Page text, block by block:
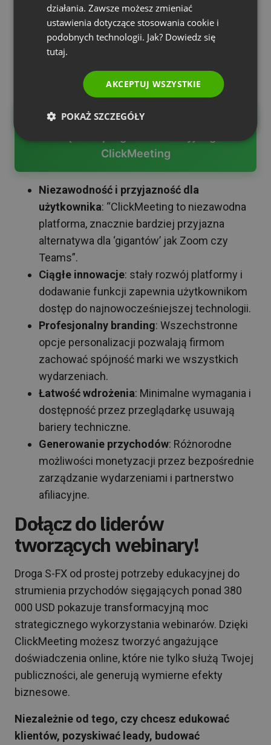
niezawodna platforma i znacznie bardziej
przyjazna alternatywa dla ‘gigantów’ jak Zoom czy
Teams. Gdy klienci wypróbują platformę, będą
biznesową dla Twojej organizacji”.
ClickMeeting
Niezawodność i przyjazność dla
użytkownika: “ClickMeeting to niezawodna
platforma, znacznie bardziej przyjazna
alternatywa dla ‘gigantów’ jak Zoom czy
Teams”.
Ciągłe innowacje: stały rozwój platformy i
dodawanie funkcji zapewnia użytkownikom
dostęp do najnowocześniejszej technologii.
Profesjonalny branding: Wszechstronne
opcje personalizacji pozwalają firmom
zachować spójność marki we wszystkich
wydarzeniach.
Łatwość wdrożenia: Minimalne wymagania i
dostępność przez przeglądarkę usuwają
bariery techniczne.
Generowanie przychodów: Różnorodne
możliwości monetyzacji przez bezpośrednie
zarządzanie wydarzeniami i partnerstwo
afiliacyjne.
Dołącz do liderów
tworzących webinary!
Droga S-FX od prostej potrzeby edukacyjnej do
strumienia przychodów sięgających ponad 380
000 USD pokazuje transformacyjną moc
strategicznego wykorzystania webinarów. Dzięki
ClickMeeting możesz tworzyć angażujące
doświadczenia online, które nie tylko służą Twojej
publiczności, ale generują wymierne efekty
biznesowe.
Niezależnie od tego, czy chcesz edukować
klientów, pozyskiwać leady, budować
ITALIAN
działania. Zawsze możesz zmieniać
ustawienia dotyczące stosowania cookie i
podobnych technologii. Jak? Dowiedz się
tutaj.
AKCEPTUJ WSZYSTKIE
POKAŻ SZCZEGÓŁY